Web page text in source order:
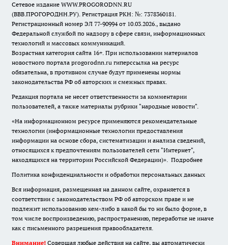
Сетевое издание WWW.PROGORODNN.RU
(ВВВ.ПРОГОРОДНН.РУ). Регистрация РКН: №: 7378360181.
Регистрационный номер ЭЛ 77-90994 от 10.03.2026., выдано
Федеральной службой по надзору в сфере связи, информационных
технологий и массовых коммуникаций.
Возрастная категория сайта 16+. При использовании материалов
новостного портала progorodnn.ru гиперссылка на ресурс
обязательна, в противном случае будут применены нормы
законодательства РФ об авторских и смежных правах.
Редакция портала не несет ответственности за комментарии
пользователей, а также материалы рубрики "народные новости".
«На информационном ресурсе применяются рекомендательные
технологии (информационные технологии предоставления
информации на основе сбора, систематизации и анализа сведений,
относящихся к предпочтениям пользователей сети "Интернет",
находящихся на территории Российской Федерации)». Подробнее
Политика конфиденциальности и обработки персональных данных
Вся информация, размещенная на данном сайте, охраняется в
соответствии с законодательством РФ об авторском праве и не
подлежит использованию кем-либо в какой бы то ни было форме, в
том числе воспроизведению, распространению, переработке не иначе
как с письменного разрешения правообладателя.
Внимание! Совершая любые действия на сайте, вы автоматически